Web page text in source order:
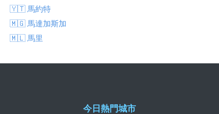
🇾🇹 馬約特
🇲🇬 馬達加斯加
🇲🇱 馬里
今日熱門城市